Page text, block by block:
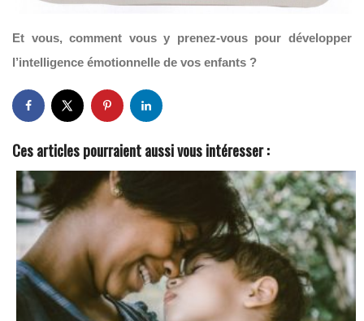
Et vous, comment vous y prenez-vous pour développer
l’intelligence émotionnelle de vos enfants ?
Ces articles pourraient aussi vous intéresser :